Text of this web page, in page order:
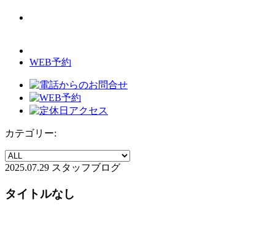
WEB予約
カテゴリー:
2025.07.29 スタッフブログ
タイトルなし